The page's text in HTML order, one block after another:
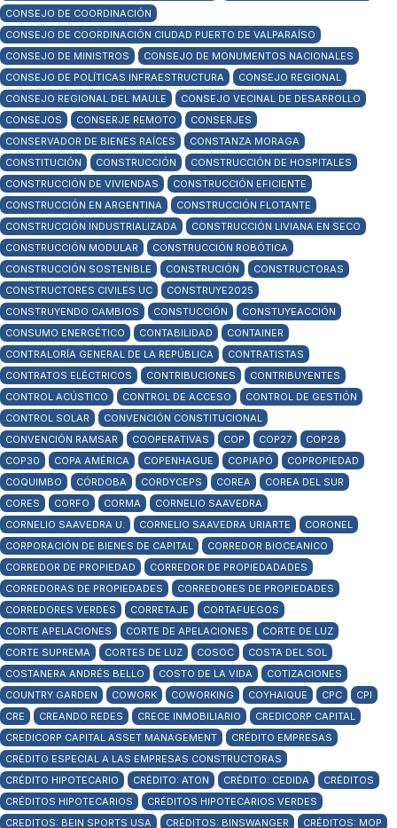
CONSEJO DE COORDINACIÓN
CONSEJO DE COORDINACIÓN CIUDAD PUERTO DE VALPARAÍSO
CONSEJO DE MINISTROS
CONSEJO DE MONUMENTOS NACIONALES
CONSEJO DE POLÍTICAS INFRAESTRUCTURA
CONSEJO REGIONAL
CONSEJO REGIONAL DEL MAULE
CONSEJO VECINAL DE DESARROLLO
CONSEJOS
CONSERJE REMOTO
CONSERJES
CONSERVADOR DE BIENES RAÍCES
CONSTANZA MORAGA
CONSTITUCIÓN
CONSTRUCCIÓN
CONSTRUCCIÓN DE HOSPITALES
CONSTRUCCIÓN DE VIVIENDAS
CONSTRUCCIÓN EFICIENTE
CONSTRUCCIÓN EN ARGENTINA
CONSTRUCCIÓN FLOTANTE
CONSTRUCCIÓN INDUSTRIALIZADA
CONSTRUCCIÓN LIVIANA EN SECO
CONSTRUCCIÓN MODULAR
CONSTRUCCIÓN ROBÓTICA
CONSTRUCCIÓN SOSTENIBLE
CONSTRUCIÓN
CONSTRUCTORAS
CONSTRUCTORES CIVILES UC
CONSTRUYE2025
CONSTRUYENDO CAMBIOS
CONSTUCCIÓN
CONSTUYEACCIÓN
CONSUMO ENERGÉTICO
CONTABILIDAD
CONTAINER
CONTRALORÍA GENERAL DE LA REPÚBLICA
CONTRATISTAS
CONTRATOS ELÉCTRICOS
CONTRIBUCIONES
CONTRIBUYENTES
CONTROL ACÚSTICO
CONTROL DE ACCESO
CONTROL DE GESTIÓN
CONTROL SOLAR
CONVENCIÓN CONSTITUCIONAL
CONVENCIÓN RAMSAR
COOPERATIVAS COP COP27
COP28
COP30
COPA AMÉRICA COPENHAGUE COPIAPÓ
COPROPIEDAD
COQUIMBO
CÓRDOBA CORDYCEPS COREA
COREA DEL SUR
CORES
CORFO CORMA
CORNELIO SAAVEDRA
CORNELIO SAAVEDRA U.
CORNELIO SAAVEDRA URIARTE
CORONEL
CORPORACIÓN DE BIENES DE CAPITAL
CORREDOR BIOCEANICO
CORREDOR DE PROPIEDAD
CORREDOR DE PROPIEDADADES
CORREDORAS DE PROPIEDADES
CORREDORES DE PROPIEDADES
CORREDORES VERDES
CORRETAJE
CORTAFUEGOS
CORTE APELACIONES
CORTE DE APELACIONES
CORTE DE LUZ
CORTE SUPREMA
CORTES DE LUZ COSOC
COSTA DEL SOL
COSTANERA ANDRÉS BELLO
COSTO DE LA VIDA
COTIZACIONES
COUNTRY GARDEN
COWORK COWORKING COYHAIQUE CPC
CPI
CRE
CREANDO REDES CRECE INMOBILIARIO
CREDICORP CAPITAL
CREDICORP CAPITAL ASSET MANAGEMENT
CRÉDITO EMPRESAS
CRÉDITO ESPECIAL A LAS EMPRESAS CONSTRUCTORAS
CRÉDITO HIPOTECARIO
CRÉDITO: ATON CRÉDITO: CEDIDA
CRÉDITOS
CRÉDITOS HIPOTECARIOS
CRÉDITOS HIPOTECARIOS VERDES
CREDITOS: BEIN SPORTS USA
CRÉDITOS: BINSWANGER CRÉDITOS: MOP